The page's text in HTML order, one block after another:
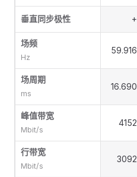
垂直同步极性 +
场频
Hz
59.916
场周期
ms
16.690
峰值带宽
Mbit/s
4152
行带宽
Mbit/s
3092